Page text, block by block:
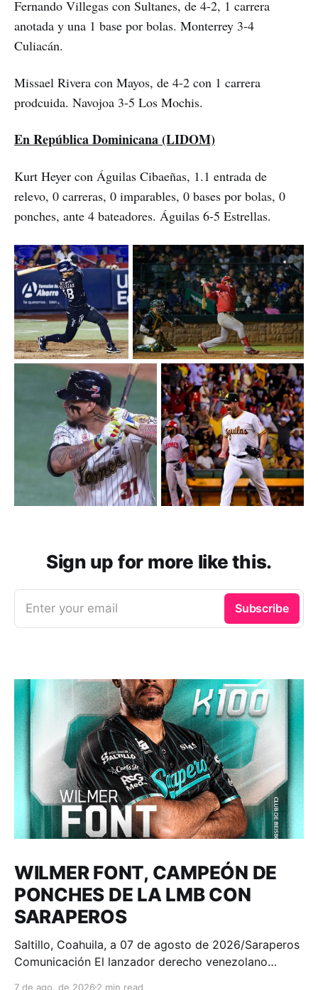
Fernando Villegas con Sultanes, de 4-2, 1 carrera
anotada y una 1 base por bolas. Monterrey 3-4
Culiacán.
Missael Rivera con Mayos, de 4-2 con 1 carrera
prodcuida. Navojoa 3-5 Los Mochis.
En República Dominicana (LIDOM)
Kurt Heyer con Águilas Cibaeñas, 1.1 entrada de
relevo, 0 carreras, 0 imparables, 0 bases por bolas, 0
ponches, ante 4 bateadores. Águilas 6-5 Estrellas.
Sign up for more like this.
Enter your email Subscribe
WILMER FONT, CAMPEÓN DE
PONCHES DE LA LMB CON
SARAPEROS
Saltillo, Coahuila, a 07 de agosto de 2026/Saraperos
Comunicación El lanzador derecho venezolano
7 de ago. de 2026 2 min read